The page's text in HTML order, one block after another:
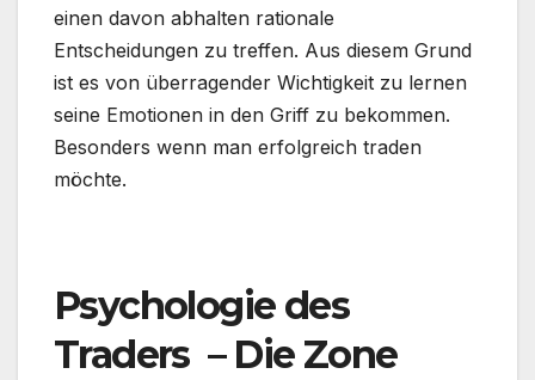
einen davon abhalten rationale
Entscheidungen zu treffen. Aus diesem Grund
ist es von überragender Wichtigkeit zu lernen
seine Emotionen in den Griff zu bekommen.
Besonders wenn man erfolgreich traden
möchte.
Psychologie des
Traders – Die Zone